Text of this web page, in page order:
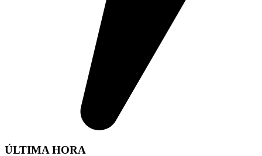
ÚLTIMA HORA